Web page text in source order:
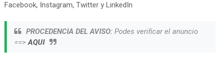
Facebook, Instagram, Twitter y LinkedIn
PROCEDENCIA DEL AVISO:Podes verificar el anuncio
==>AQUI